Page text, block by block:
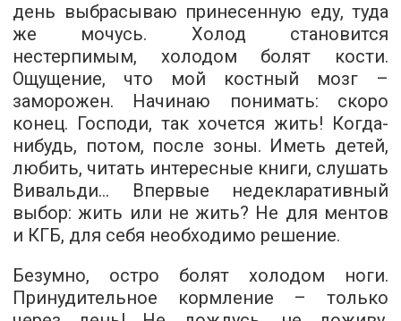
день выбрасываю принесенную еду, туда
же мочусь. Холод становится
нестерпимым, холодом болят кости.
Ощущение, что мой костный мозг –
заморожен. Начинаю понимать: скоро
конец. Господи, так хочется жить! Когда­-
нибудь, потом, после зоны. Иметь детей,
любить, читать интересные книги, слушать
Вивальди... Впервые недекларативный
выбор: жить или не жить? Не для ментов
и КГБ, для себя необходимо решение.
Безумно, остро болят холодом ноги.
Принудительное кормление – только